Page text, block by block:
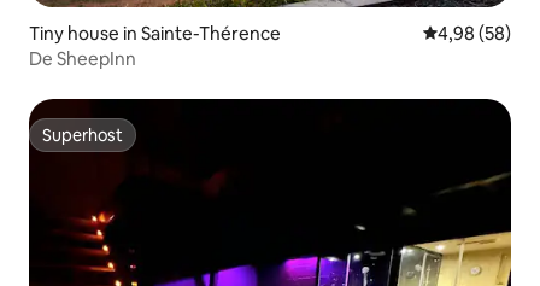
Tiny house in Sainte-Thérence Gemiddelde
4,98 (58)
De SheepInn
Superhost
Superhost